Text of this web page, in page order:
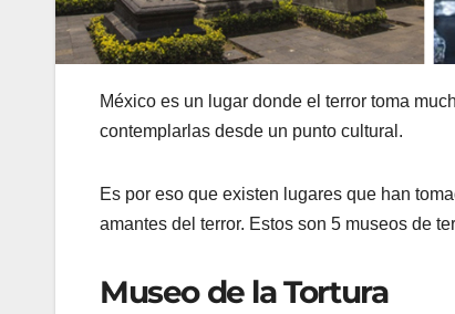
México es un lugar donde el terror toma
contemplarlas desde un punto cultural.
Es por eso que existen lugares que han
amantes del terror. Estos son 5 museos de
Museo de la Tortura